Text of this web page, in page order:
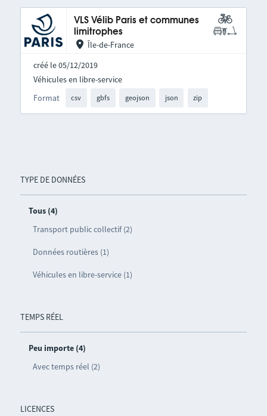
TYPE DE DONNÉES
Tous (4)
Transport public collectif (2)
Données routières (1)
Véhicules en libre-service (1)
TEMPS RÉEL
Peu importe (4)
Avec temps réel (2)
LICENCES
VLS Vélib Paris et communes
limitrophes
Île-de-France
créé le 05/12/2019
Format csv gbfs geojson json zip
Véhicules en libre-service